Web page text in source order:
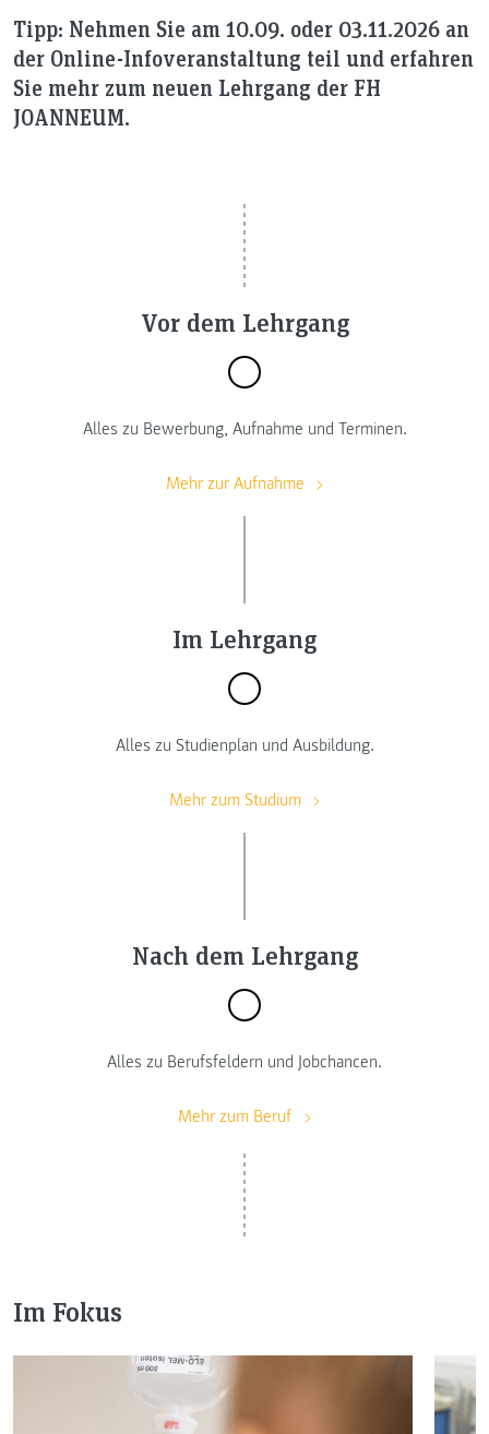
Tipp: Nehmen Sie am 10.09. oder 03.11.2026 an
der Online-Infoveranstaltung teil und erfahren
Sie mehr zum neuen Lehrgang der FH
JOANNEUM.
Vor dem Lehrgang
Alles zu Bewerbung, Aufnahme und Terminen.
Mehr zur Aufnahme
Im Lehrgang
Alles zu Studienplan und Ausbildung.
Mehr zum Studium
Nach dem Lehrgang
Alles zu Berufsfeldern und Jobchancen.
Mehr zum Beruf
Im Fokus